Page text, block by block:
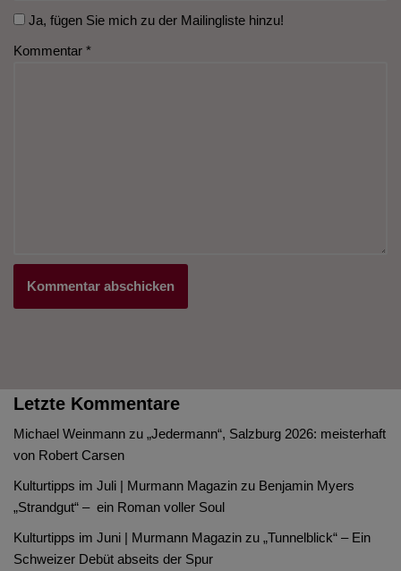
Ja, fügen Sie mich zu der Mailingliste hinzu!
Kommentar *
Letzte Kommentare
Michael Weinmann zu „Jedermann“, Salzburg 2026: meisterhaft
von Robert Carsen
Kulturtipps im Juli | Murmann Magazin zu Benjamin Myers
„Strandgut“ – ein Roman voller Soul
Kulturtipps im Juni | Murmann Magazin zu „Tunnelblick“ – Ein
Schweizer Debüt abseits der Spur